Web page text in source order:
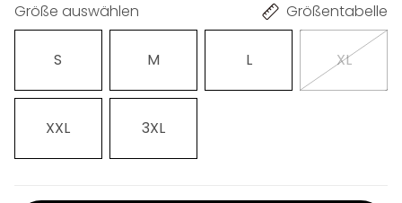
Größe auswählen Größentabelle
S M L XL
XXL 3XL